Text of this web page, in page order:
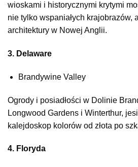
wioskami i historycznymi krytymi
nie tylko wspaniałych krajobrazów,
architektury w Nowej Anglii.
3. Delaware
Brandywine Valley
Ogrody i posiadłości w Dolinie
Longwood Gardens i Winterthur,
kalejdoskop kolorów od złota po
4. Floryda